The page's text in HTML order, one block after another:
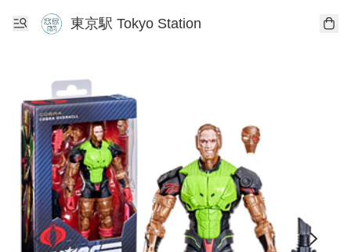
東京駅 Tokyo Station